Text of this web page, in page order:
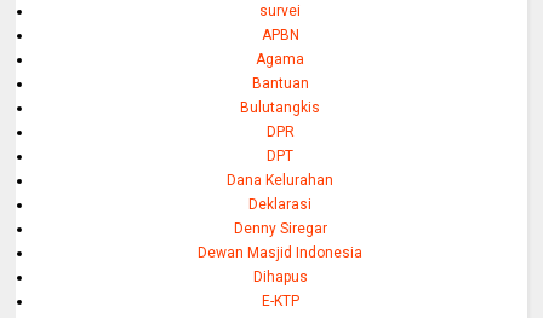
survei
APBN
Agama
Bantuan
Bulutangkis
DPR
DPT
Dana Kelurahan
Deklarasi
Denny Siregar
Dewan Masjid Indonesia
Dihapus
E-KTP